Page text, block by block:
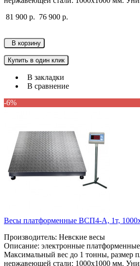
81 900 р. 76 900 р.
В корзину
Купить в один клик
В закладки
В сравнение
-6%
Весы платформенные ВСП4-А, 1т,
Производитель: Невские весы
Описание: электронные
Максимальный вес до 1 тонны, размер
нержавеющей стали: 1000х1000 мм.